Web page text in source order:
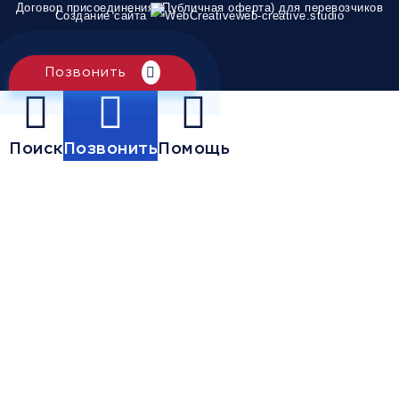
Договор присоединения (Публичная оферта) для перевозчиков
Создание сайта web-creative.studio
Позвонить
ПоискПозвонитьПомощь